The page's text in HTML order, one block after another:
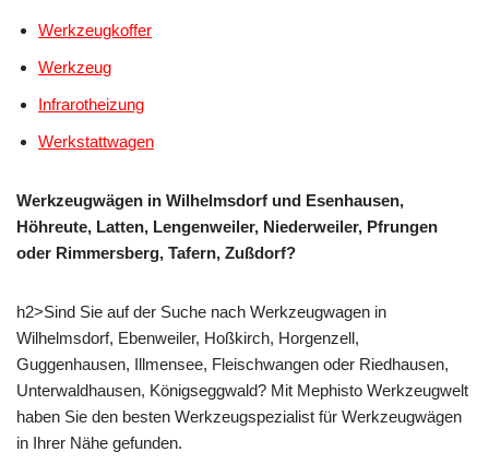
Werkzeugkoffer
Werkzeug
Infrarotheizung
Werkstattwagen
Werkzeugwägen in Wilhelmsdorf und Esenhausen,
Höhreute, Latten, Lengenweiler, Niederweiler, Pfrungen
oder Rimmersberg, Tafern, Zußdorf?
h2>Sind Sie auf der Suche nach Werkzeugwagen in
Wilhelmsdorf, Ebenweiler, Hoßkirch, Horgenzell,
Guggenhausen, Illmensee, Fleischwangen oder Riedhausen,
Unterwaldhausen, Königseggwald? Mit Mephisto Werkzeugwelt
haben Sie den besten Werkzeugspezialist für Werkzeugwägen
in Ihrer Nähe gefunden.